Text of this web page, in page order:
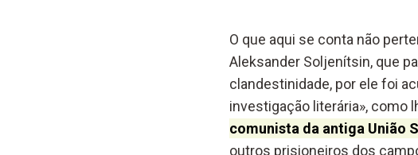
O que aqui se conta não
Aleksander Soljenítsin, que
clandestinidade, por ele foi
investigação literária», como
comunista da antiga União
outros prisioneiros dos